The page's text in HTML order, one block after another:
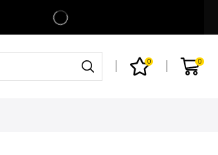
gratuita per ordini superiori a 99€
0 0